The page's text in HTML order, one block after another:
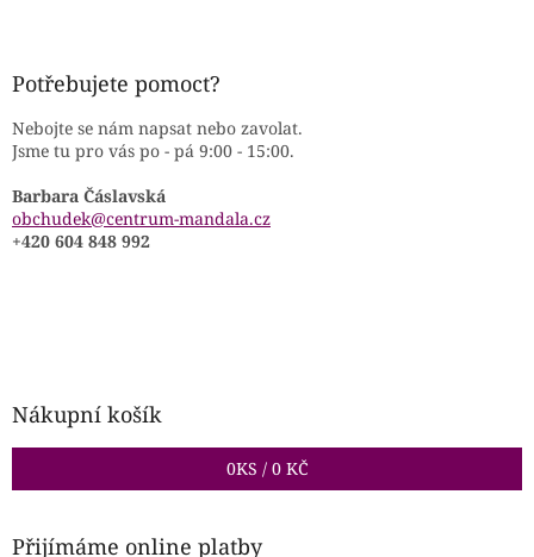
Potřebujete pomoct?
Nebojte se nám napsat nebo zavolat.
Jsme tu pro vás po - pá 9:00 - 15:00.
Barbara Čáslavská
obchudek@centrum-mandala.cz
+420 604 848 992
Nákupní košík
0KS / 0 KČ
Přijímáme online platby